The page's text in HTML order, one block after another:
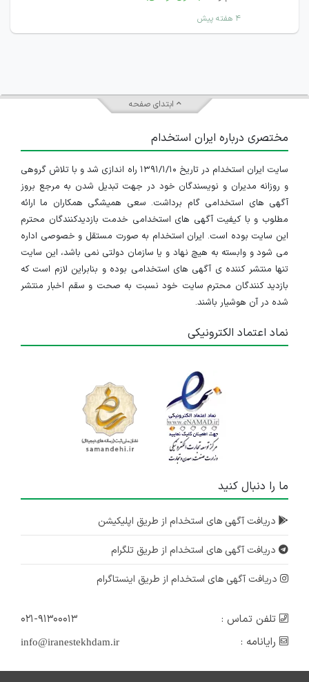
۴ هفته پیش
ابتدای صفحه
مختصری درباره ایران استخدام
سایت ایران استخدام در تاریخ ۱۳۹۱/۱/۱۰ راه اندازی شد و با تلاش گروهی
و روزانه مدیران و نویسندگان خود در جهت تبدیل شدن به مرجع بروز
آگهی های استخدامی گام برداشت. سعی همیشگی همکاران ما ارائه
مطلوب و با کیفیت آگهی های استخدامی خدمت بازدیدکنندگان محترم
این سایت بوده است. ایران استخدام به صورت مستقل و خصوصی اداره
می شود و وابسته به هیچ نهاد و یا سازمان دولتی نمی باشد، این سایت
تنها منتشر کننده ی آگهی های استخدامی بوده و بنابراین لازم است که
بازدید کنندگان محترم سایت خود نسبت به صحت و سقم اخبار منتشر
شده در آن هوشیار باشند.
نماد اعتماد الکترونیکی
ما را دنبال کنید
دریافت آگهی های استخدام از طریق اپلیکیشن
دریافت آگهی های استخدام از طریق تلگرام
دریافت آگهی های استخدام از طریق اینستاگرام
تلفن تماس :
۰۲۱-۹۱۳۰۰۰۱۳
رایانامه :
info@iranestekhdam.ir